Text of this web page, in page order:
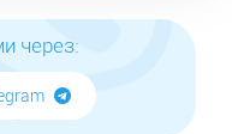
через: